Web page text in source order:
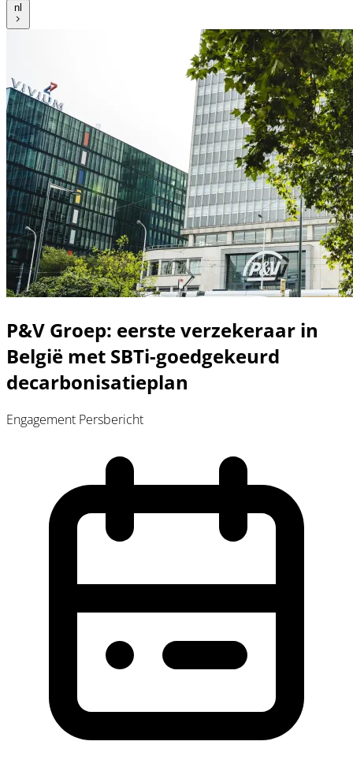
nl
P&V Groep: eerste verzekeraar in
België met SBTi-goedgekeurd
decarbonisatieplan
Engagement Persbericht